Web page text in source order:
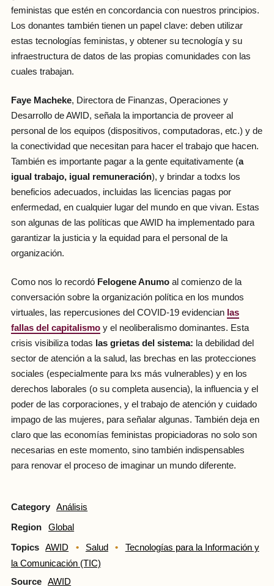
feministas que estén en concordancia con nuestros principios.
Los donantes también tienen un papel clave: deben utilizar
estas tecnologías feministas, y obtener su tecnología y su
infraestructura de datos de las propias comunidades con las
cuales trabajan.
Faye Macheke, Directora de Finanzas, Operaciones y
Desarrollo de AWID, señala la importancia de proveer al
personal de los equipos (dispositivos, computadoras, etc.) y de
la conectividad que necesitan para hacer el trabajo que hacen.
También es importante pagar a la gente equitativamente (a
igual trabajo, igual remuneración), y brindar a todxs los
beneficios adecuados, incluidas las licencias pagas por
enfermedad, en cualquier lugar del mundo en que vivan. Estas
son algunas de las políticas que AWID ha implementado para
garantizar la justicia y la equidad para el personal de la
organización.
Como nos lo recordó Felogene Anumoal comienzo de la
conversación sobre la organización política en los mundos
virtuales, las repercusiones del COVID-19 evidencian las
fallas del capitalismoy el neoliberalismo dominantes. Esta
crisis visibiliza todas las grietas del sistema: la debilidad del
sector de atención a la salud, las brechas en las protecciones
sociales (especialmente para lxs más vulnerables) y en los
derechos laborales (o su completa ausencia), la influencia y el
poder de las corporaciones, y el trabajo de atención y cuidado
impago de las mujeres, para señalar algunas. También deja en
claro que las economías feministas propiciadoras no solo son
necesarias en este momento, sino también indispensables
para renovar el proceso de imaginar un mundo diferente.
Category Análisis
Region Global
Topics AWID Salud
Tecnologías para la Información y
la Comunicación (TIC)
Source
AWID